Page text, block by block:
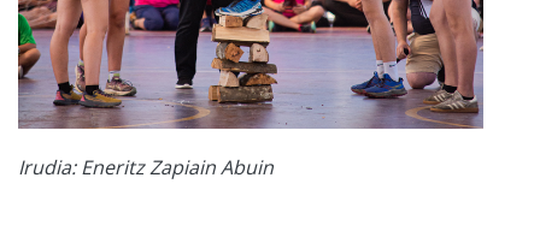
Irudia: Eneritz Zapiain Abuin